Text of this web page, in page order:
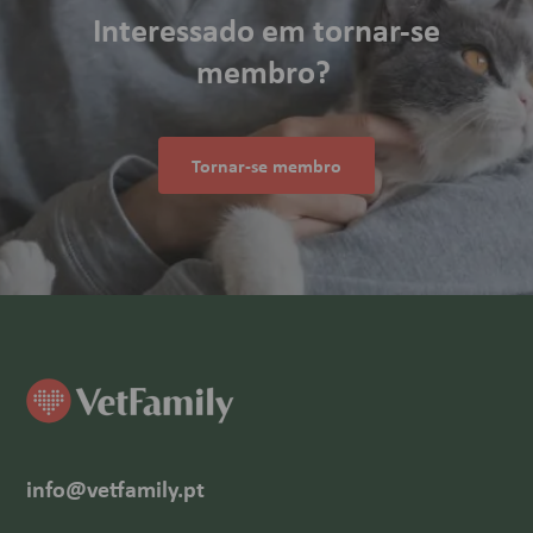
Interessado em tornar-se
membro?
Tornar-se membro
info@vetfamily.pt